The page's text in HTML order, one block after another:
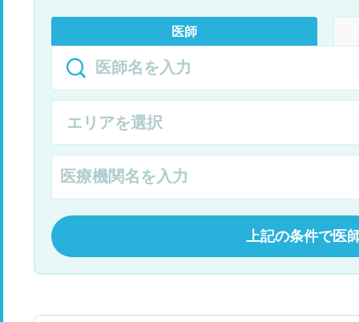
医師
上記の条件で医